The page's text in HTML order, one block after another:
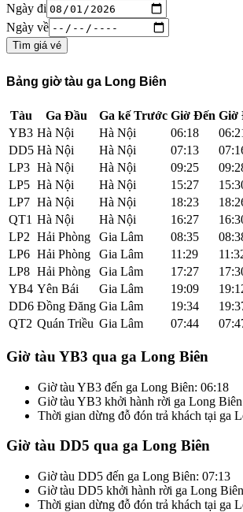
Ngày đi
Ngày về
Tìm giá vé
Bảng giờ tàu ga Long Biên
Tàu Ga Đầu Ga kế Trước Giờ Đến Giờ
YB3 Hà Nội Hà Nội 06:18
DD5 Hà Nội Hà Nội 07:13
LP3 Hà Nội Hà Nội 09:25
LP5 Hà Nội Hà Nội 15:27
LP7 Hà Nội Hà Nội 18:23
QT1 Hà Nội Hà Nội 16:27
LP2 Hải Phòng Gia Lâm 08:35
LP6 Hải Phòng Gia Lâm 11:29
LP8 Hải Phòng Gia Lâm 17:27
YB4 Yên Bái Gia Lâm 19:09
DD6 Đồng Đăng Gia Lâm 19:34
QT2 Quán Triều Gia Lâm 07:44
Giờ tàu YB3 qua ga Long Biên
Giờ tàu YB3 đến ga Long Biên: 06:18
Giờ tàu YB3 khởi hành rời ga Long
Thời gian dừng đỗ đón trả khách tại ga
Giờ tàu DD5 qua ga Long Biên
Giờ tàu DD5 đến ga Long Biên: 07:13
Giờ tàu DD5 khởi hành rời ga Long
Thời gian dừng đỗ đón trả khách tại ga